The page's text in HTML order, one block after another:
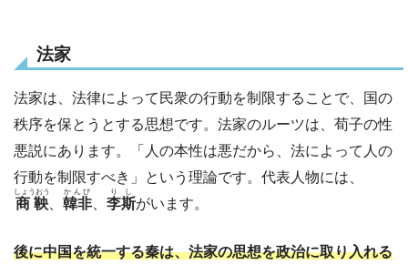
法家
法家は、法律によって民衆の行動を制限することで、国の
秩序を保とうとする思想です。法家のルーツは、荀子の性
悪説にあります。「人の本性は悪だから、法によって人の
行動を制限すべき」という理論です。代表人物には、
商鞅
しょうおう
韓非
かんぴ
李斯
りし
がいます。
後に中国を統一する秦は、法家の思想を政治に取り入れる